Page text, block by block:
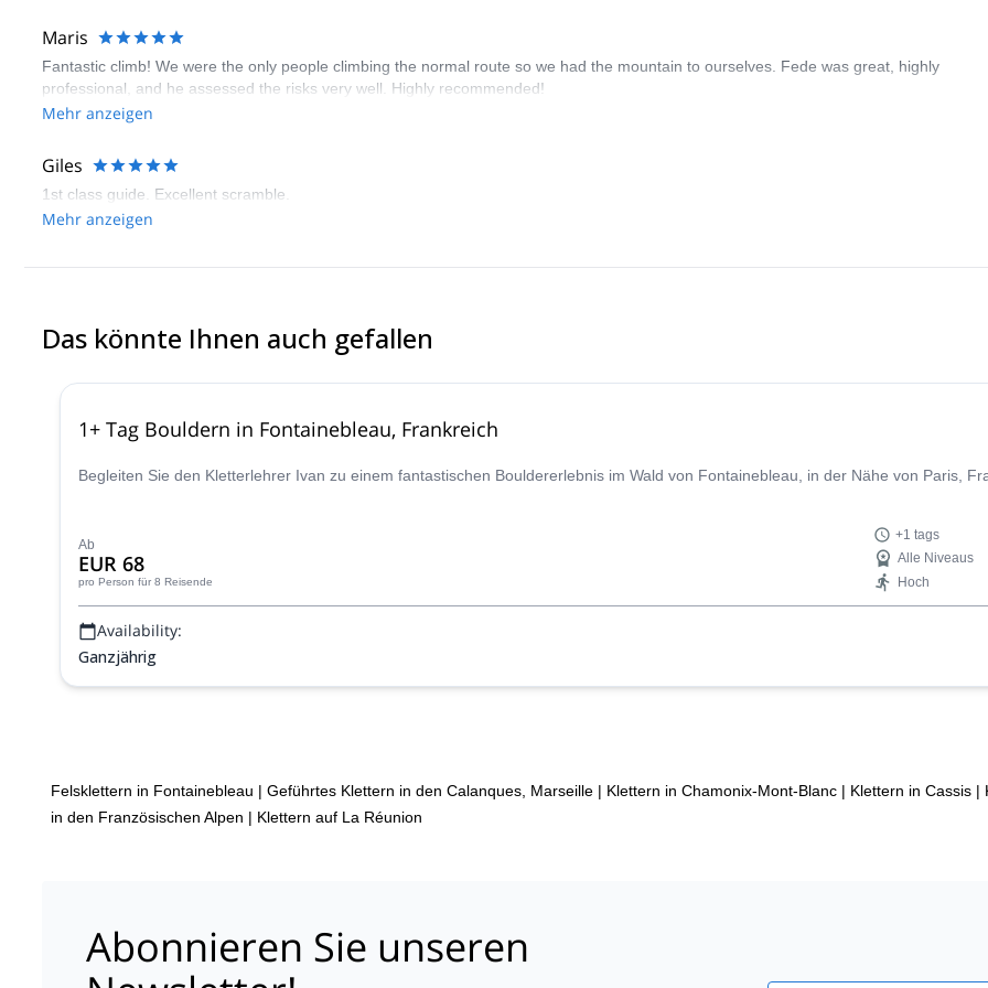
Maris
Fantastic climb! We were the only people climbing the normal route so we had the mountain to ourselves. Fede was great, highly
professional, and he assessed the risks very well. Highly recommended!
Mehr anzeigen
Giles
1st class guide. Excellent scramble.
Mehr anzeigen
Das könnte Ihnen auch gefallen
1+ Tag Bouldern in Fontainebleau, Frankreich
Begleiten Sie den Kletterlehrer Ivan zu einem fantastischen Bouldererlebnis im Wald von Fontainebleau, in der Nähe von Paris,
Ab
EUR 68
pro Person für 8 Reisende
+1 tags
Alle Niveaus
Hoch
Availability:
Ganzjährig
Felsklettern in Fontainebleau | Geführtes Klettern in den Calanques, Marseille | Klettern in Chamonix-Mont-Blanc | Klettern in Cassis |
in den Französischen Alpen | Klettern auf La Réunion
Abonnieren Sie unseren